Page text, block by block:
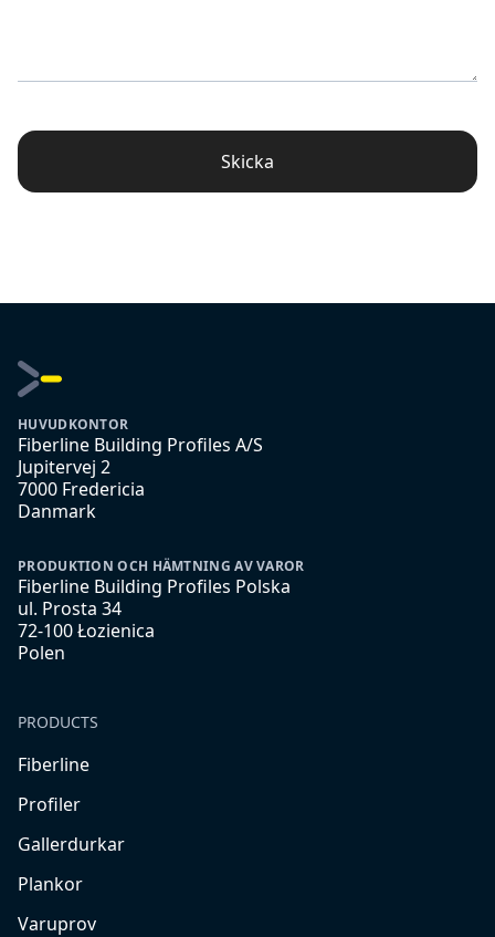
Skicka
HUVUDKONTOR
Fiberline Building Profiles A/S
Jupitervej 2
7000 Fredericia
Danmark
PRODUKTION OCH HÄMTNING AV VAROR
Fiberline Building Profiles Polska
ul. Prosta 34
72-100 Łozienica
Polen
PRODUCTS
Fiberline
Profiler
Gallerdurkar
Plankor
Varuprov